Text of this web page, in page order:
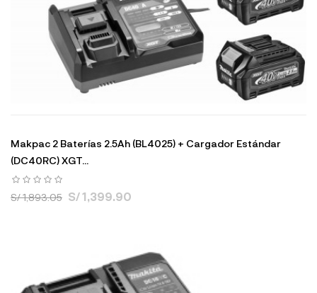
Makpac 2 Baterías 2.5Ah (BL4025) + Cargador Estándar
(DC40RC) XGT...
S/ 1,893.05 S/ 1,399.90